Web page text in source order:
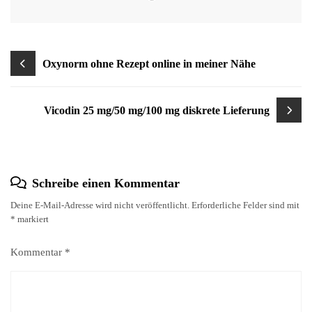
Beitragsnavigation
Oxynorm ohne Rezept online in meiner Nähe
Vicodin 25 mg/50 mg/100 mg diskrete Lieferung
Schreibe einen Kommentar
Deine E-Mail-Adresse wird nicht veröffentlicht. Erforderliche Felder sind mit
* markiert
Kommentar *